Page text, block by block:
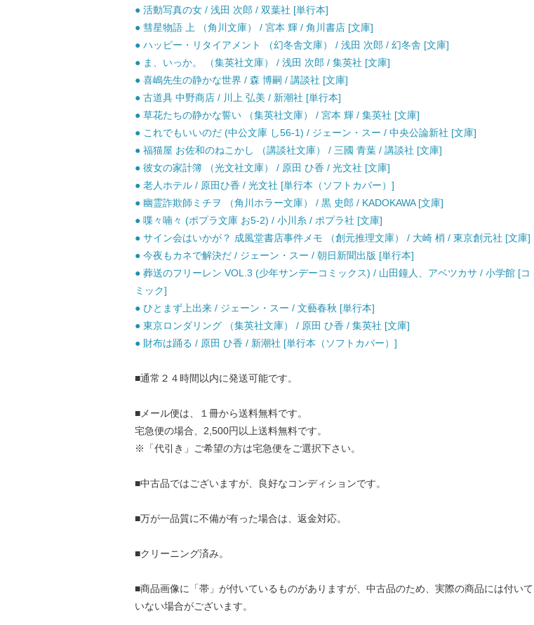
● 活動写真の女 / 浅田 次郎 / 双葉社 [単行本]
● 彗星物語 上 （角川文庫） / 宮本 輝 / 角川書店 [文庫]
● ハッピー・リタイアメント （幻冬舎文庫） / 浅田 次郎 / 幻冬舎 [文庫]
● ま、いっか。 （集英社文庫） / 浅田 次郎 / 集英社 [文庫]
● 喜嶋先生の静かな世界 / 森 博嗣 / 講談社 [文庫]
● 古道具 中野商店 / 川上 弘美 / 新潮社 [単行本]
● 草花たちの静かな誓い （集英社文庫） / 宮本 輝 / 集英社 [文庫]
● これでもいいのだ (中公文庫 し56-1) / ジェーン・スー / 中央公論新社 [文庫]
● 福猫屋 お佐和のねこかし （講談社文庫） / 三國 青葉 / 講談社 [文庫]
● 彼女の家計簿 （光文社文庫） / 原田 ひ香 / 光文社 [文庫]
● 老人ホテル / 原田ひ香 / 光文社 [単行本（ソフトカバー）]
● 幽霊詐欺師ミチヲ （角川ホラー文庫） / 黒 史郎 / KADOKAWA [文庫]
● 喋々喃々 (ポプラ文庫 お5-2) / 小川糸 / ポプラ社 [文庫]
● サイン会はいかが？ 成風堂書店事件メモ （創元推理文庫） / 大崎 梢 / 東京創元社 [文庫]
● 今夜もカネで解決だ / ジェーン・スー / 朝日新聞出版 [単行本]
● 葬送のフリーレン VOL.3 (少年サンデーコミックス) / 山田鐘人、アベツカサ / 小学館 [コ
ミック]
● ひとまず上出来 / ジェーン・スー / 文藝春秋 [単行本]
● 東京ロンダリング （集英社文庫） / 原田 ひ香 / 集英社 [文庫]
● 財布は踊る / 原田 ひ香 / 新潮社 [単行本（ソフトカバー）]
■通常２４時間以内に発送可能です。
■メール便は、１冊から送料無料です。
宅急便の場合、2,500円以上送料無料です。
※「代引き」ご希望の方は宅急便をご選択下さい。
■中古品ではございますが、良好なコンディションです。
■万が一品質に不備が有った場合は、返金対応。
■クリーニング済み。
■商品画像に「帯」が付いているものがありますが、中古品のため、実際の商品には付いて
いない場合がございます。